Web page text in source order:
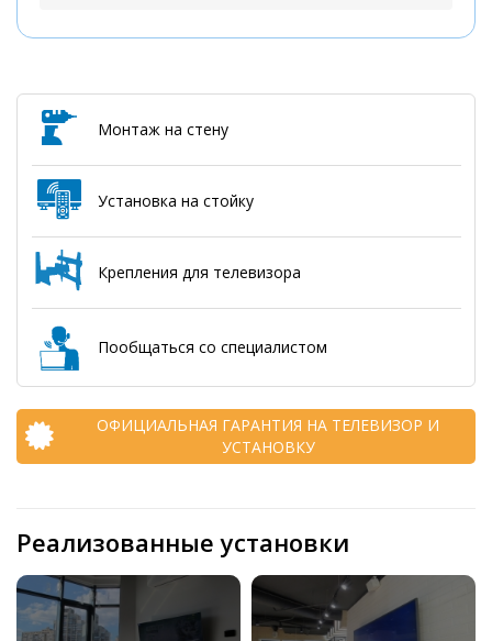
Монтаж на стену
Установка на стойку
Крепления для телевизора
Пообщаться со специалистом
ОФИЦИАЛЬНАЯ ГАРАНТИЯ НА ТЕЛЕВИЗОР И
УСТАНОВКУ
Реализованные установки